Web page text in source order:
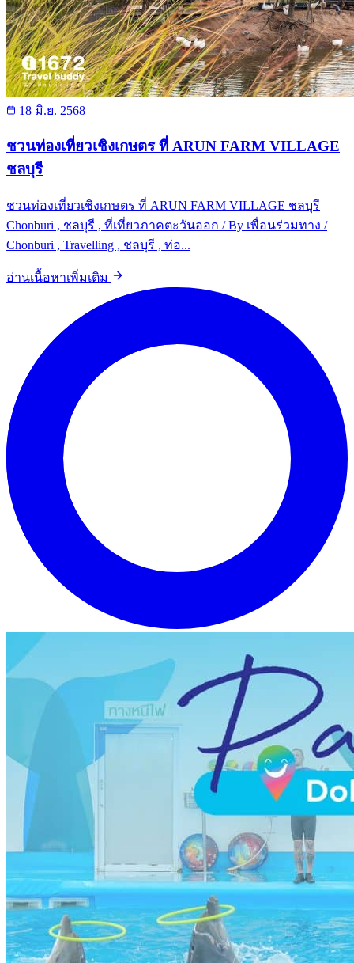
18 มิ.ย. 2568
ชวนท่องเที่ยวเชิงเกษตร ที่ ARUN FARM VILLAGE
ชลบุรี
ชวนท่องเที่ยวเชิงเกษตร ที่ ARUN FARM VILLAGE ชลบุรี
Chonburi , ชลบุรี , ที่เที่ยวภาคตะวันออก / By เพื่อนร่วมทาง /
Chonburi , Travelling , ชลบุรี , ท่อ...
อ่านเนื้อหาเพิ่มเติม